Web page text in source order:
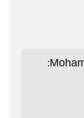
: